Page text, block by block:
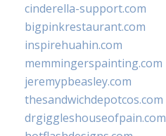
cinderella-support.com
bigpinkrestaurant.com
inspirehuahin.com
memmingerspainting.com
jeremypbeasley.com
thesandwichdepotcos.com
drgiggleshouseofpain.com